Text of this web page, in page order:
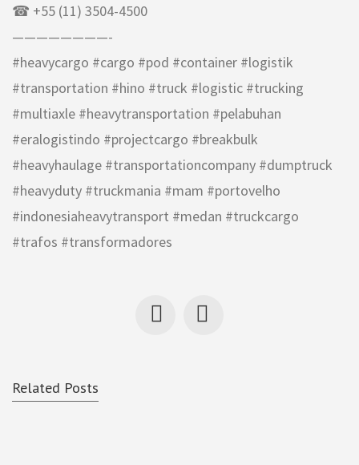
☎ +55 (11) 3504-4500
————————-
#heavycargo #cargo #pod #container #logistik
#transportation #hino #truck #logistic #trucking
#multiaxle #heavytransportation #pelabuhan
#eralogistindo #projectcargo #breakbulk
#heavyhaulage #transportationcompany #dumptruck
#heavyduty #truckmania #mam #portovelho
#indonesiaheavytransport #medan #truckcargo
#trafos #transformadores
Related Posts